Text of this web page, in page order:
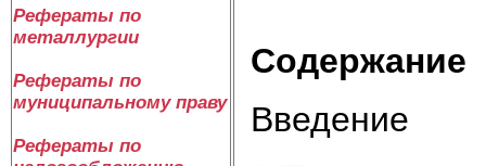
Рефераты по
металлургии
Рефераты по
муниципальному праву
Рефераты по
Содержание
Введение